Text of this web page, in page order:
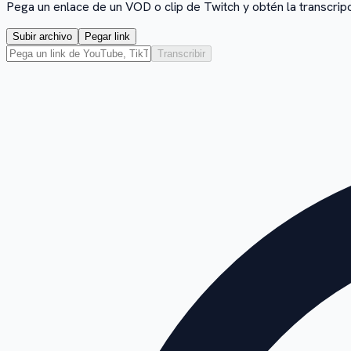
Pega un enlace de un VOD o clip de Twitch y obtén la
Subir archivo
Pegar link
Transcribir